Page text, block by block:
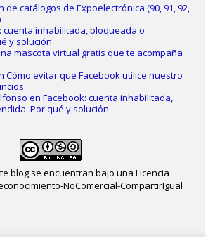
de catálogos de Expoelectrónica (90, 91, 92,
cuenta inhabilitada, bloqueada o
y solución
mascota virtual gratis que te acompaña
Cómo evitar que Facebook utilice nuestro
enFacebook: cuenta inhabilitada,
Por qué y solución
blog se encuentran bajo una Licencia
NoComercial-CompartirIgual